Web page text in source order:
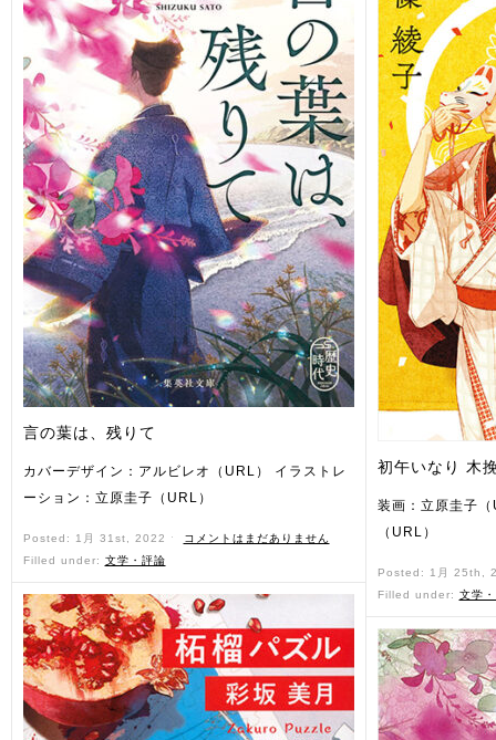
言の葉は、残りて
カバーデザイン：アルビレオ（URL） イラストレ
ーション：立原圭子（URL）
Posted: 1月 31st, 2022 ˑ
コメントはまだありません
Filled under: 文学・評論
初午いなり 木
装画：立原圭子
（URL）
Posted: 1月 25th,
Filled under: 文学